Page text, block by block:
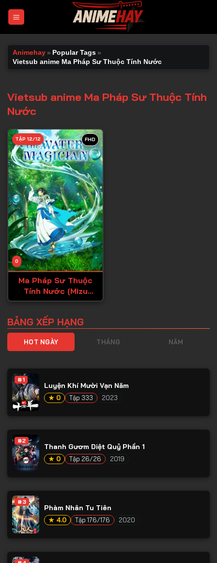
Animehay » Popular Tags »
Vietsub anime Ma Pháp Sư Thuộc Tính Nước
Vietsub anime Ma Pháp Sư Thuộc Tính
Nước
FHD
0
TẬP 12/12
Ma Pháp Sư Thuộc
Tính Nước (Mizu
Zokusei no
BẢNG XẾP HẠNG
HOT NGÀY THÁNG NĂM
#1
Luyện Khí Mười Vạn Năm
★ 0 Tập 333 2023
#2
Thanh Gươm Diệt Quỷ Phần 1
★ 0 Tập 26/26 2019
#3
Phàm Nhân Tu Tiên
★ 4.0 Tập 176/176 2020